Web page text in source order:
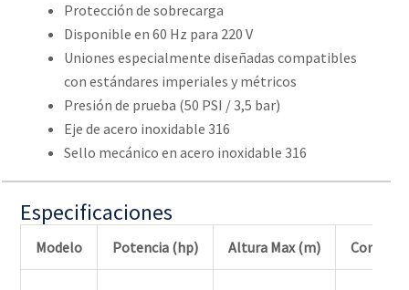
Protección de sobrecarga
Disponible en 60 Hz para 220 V
Uniones especialmente diseñadas compatibles
con estándares imperiales y métricos
Presión de prueba (50 PSI / 3,5 bar)
Eje de acero inoxidable 316
Sello mecánico en acero inoxidable 316
Especificaciones
Modelo Potencia (hp) Altura Max (m) Conexión